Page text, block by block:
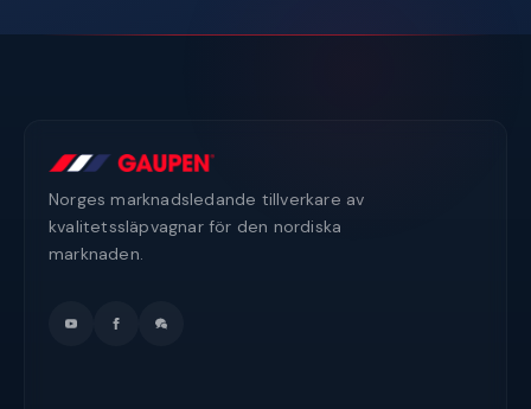
Norges marknadsledande tillverkare av
kvalitetssläpvagnar för den nordiska
marknaden.